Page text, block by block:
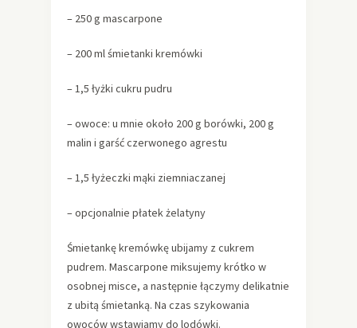
– 250 g mascarpone
– 200 ml śmietanki kremówki
– 1,5 łyżki cukru pudru
– owoce: u mnie około 200 g borówki, 200 g
malin i garść czerwonego agrestu
– 1,5 łyżeczki mąki ziemniaczanej
– opcjonalnie płatek żelatyny
Śmietankę kremówkę ubijamy z cukrem
pudrem. Mascarpone miksujemy krótko w
osobnej misce, a następnie łączymy delikatnie
z ubitą śmietanką. Na czas szykowania
owoców wstawiamy do lodówki.